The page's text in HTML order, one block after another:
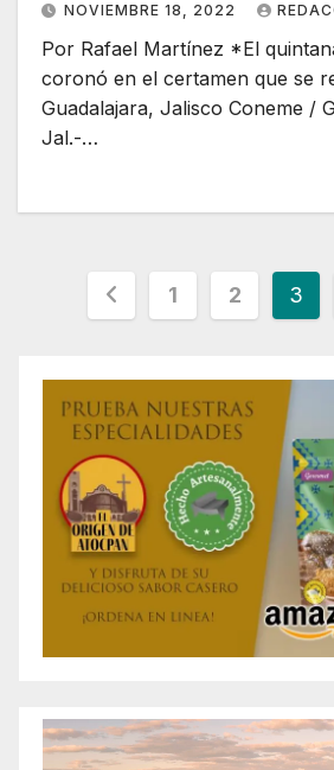
NOVIEMBRE 18, 2022
Por Rafael Martínez *El
coronó en el certamen que se
Guadalajara, Jalisco Coneme /
Jal.-…
Paginación
entradas
1 2 3